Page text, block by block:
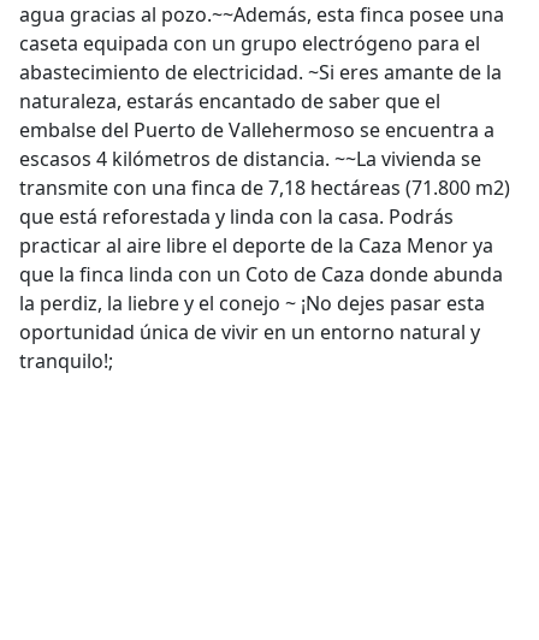
agua gracias al pozo.~~Además, esta finca posee una
caseta equipada con un grupo electrógeno para el
abastecimiento de electricidad. ~Si eres amante de la
naturaleza, estarás encantado de saber que el
embalse del Puerto de Vallehermoso se encuentra a
escasos 4 kilómetros de distancia. ~~La vivienda se
transmite con una finca de 7,18 hectáreas (71.800 m2)
que está reforestada y linda con la casa. Podrás
practicar al aire libre el deporte de la Caza Menor ya
que la finca linda con un Coto de Caza donde abunda
la perdiz, la liebre y el conejo ~ ¡No dejes pasar esta
oportunidad única de vivir en un entorno natural y
tranquilo!;